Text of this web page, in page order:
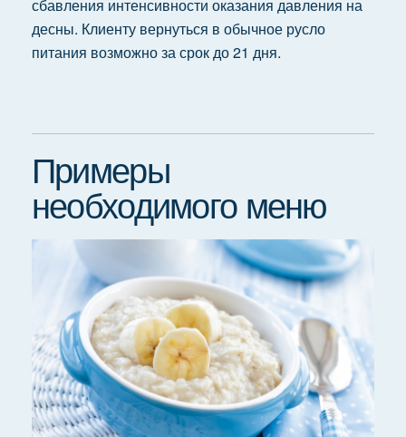
сбавления интенсивности оказания давления на
десны. Клиенту вернуться в обычное русло
питания возможно за срок до 21 дня.
Примеры
необходимого меню